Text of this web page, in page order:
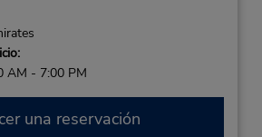
AM - 7:00 PM
una reservación